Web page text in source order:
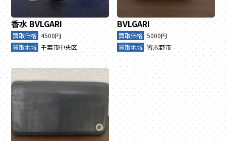
香水BVLGARI
買取価格 4500円
買取地域 千葉市中央区
BVLGARI
買取価格 5000円
買取地域 習志野市